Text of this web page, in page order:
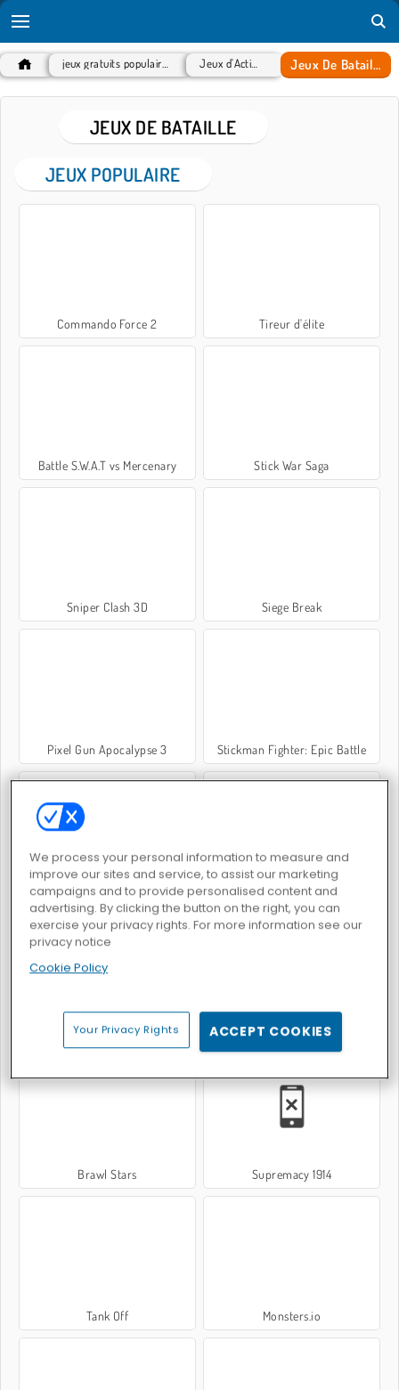
Jeux De Bataille
JEUX DE BATAILLE
JEUX POPULAIRE
Commando Force 2 Tireur d'élite
Battle S.W.A.T vs Mercenary Stick War Saga
Sniper Clash 3D Siege Break
Pixel Gun Apocalypse 3 Stickman Fighter: Epic Battle
Masked Forces 3 Mafia Battle
ArmedForces.io Battledudes.io
Brawl Stars Supremacy 1914
Tank Off Monsters.io
We process your personal information to measure and
improve our sites and service, to assist our marketing
campaigns and to provide personalised content and
advertising. By clicking the button on the right, you can
exercise your privacy rights. For more information see our
privacy notice
Cookie Policy
Your Privacy Rights ACCEPT COOKIES